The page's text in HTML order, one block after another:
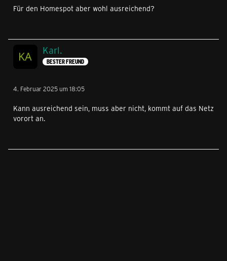
Für den Homespot aber wohl ausreichend?
Karl.
BESTER FREUND
4. Februar 2025 um 18:05
Kann ausreichend sein, muss aber nicht, kommt auf das Netz
vorort an.